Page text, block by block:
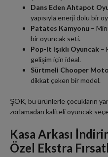
Dans Eden Ahtapot
yapısıyla enerji dolu bir
Patates Kamyonu –
bir oyuncak seti.
Pop-it Işıklı Oyuncak –
gelişim için ideal.
Sürtmeli Chooper
dikkat çeken bir model.
ŞOK, bu ürünlerle çocukların
zorlamadan kaliteli oyuncak
Kasa Arkası
Özel Ekstra